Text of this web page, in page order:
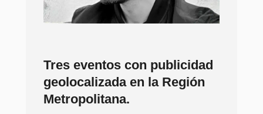
Tres eventos con publicidad
geolocalizada en la Región
Metropolitana.